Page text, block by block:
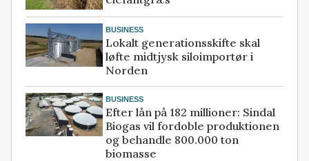
BUSINESS
Lokalt generationsskifte skal
løfte midtjysk siloimportør i
Norden
BUSINESS
Efter lån på 182 millioner: Sindal
Biogas vil fordoble produktionen
og behandle 800.000 ton
biomasse